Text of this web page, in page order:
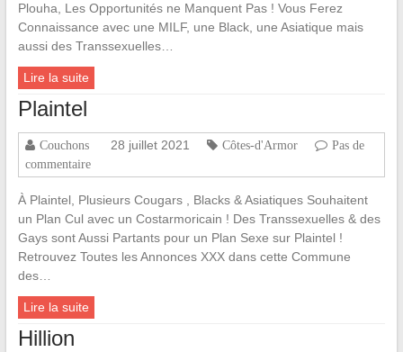
Plouha, Les Opportunités ne Manquent Pas ! Vous Ferez
Connaissance avec une MILF, une Black, une Asiatique mais
aussi des Transsexuelles…
Lire la suite
Plaintel
Couchons 28 juillet 2021 Côtes-d'Armor
Pas de
commentaire
À Plaintel, Plusieurs Cougars , Blacks & Asiatiques Souhaitent
un Plan Cul avec un Costarmoricain ! Des Transsexuelles & des
Gays sont Aussi Partants pour un Plan Sexe sur Plaintel !
Retrouvez Toutes les Annonces XXX dans cette Commune
des…
Lire la suite
Hillion